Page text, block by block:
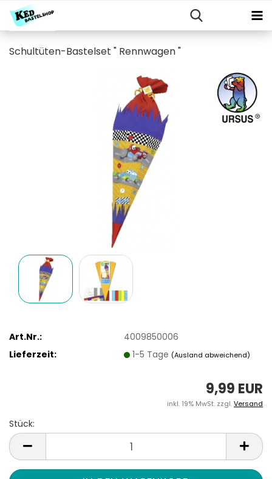
Schultüten-Bastelset " Rennwagen "
Art.Nr.:
4009850006
Lieferzeit:
1-5 Tage (Ausland abweichend)
9,99 EUR
inkl. 19% MwSt. zzgl.Versand
Stück:
Stück